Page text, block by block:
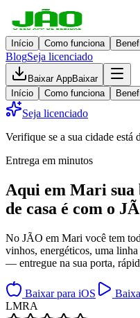
Início Como funciona
BlogSeja licenciado
Baixar AppBaixar
Início
Como funciona
Seja licenciado
Verifique se a sua cidade
Entrega em minutos
Aqui em Mari sua
de casa é com o
No JÃO em Mari você tem
vinhos, energéticos, uma
— entregue na sua porta,
Baixar para iOS
LMRA